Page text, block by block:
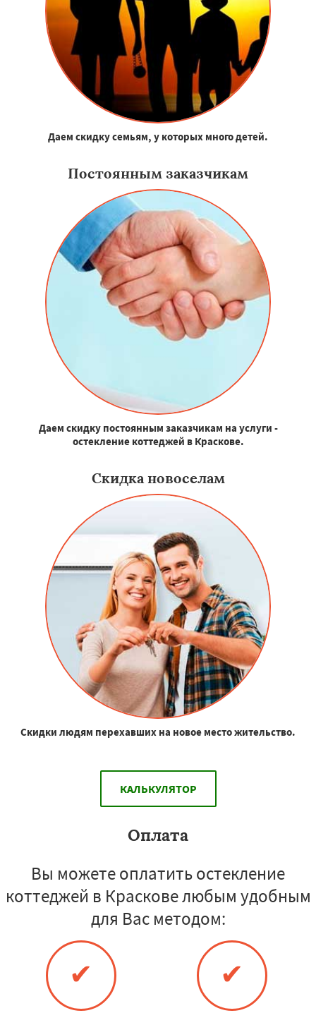
Даем скидку семьям, у которых много детей.
Постоянным заказчикам
Даем скидку постоянным заказчикам на услуги -
остекление коттеджей в Краскове.
Скидка новоселам
Скидки людям перехавших на новое место жительство.
КАЛЬКУЛЯТОР
Оплата
Вы можете оплатить остекление
коттеджей в Краскове любым удобным
для Вас методом:
✔ ✔